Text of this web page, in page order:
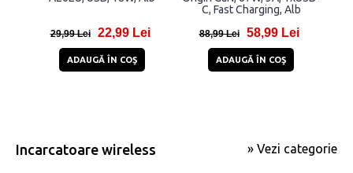
29,99 Lei 22,99 Lei
ADAUGĂ ÎN COŞ
C, Fast Charging, Alb
88,99 Lei 58,99 Lei
ADAUGĂ ÎN COŞ
Incarcatoare wireless » Vezi categorie